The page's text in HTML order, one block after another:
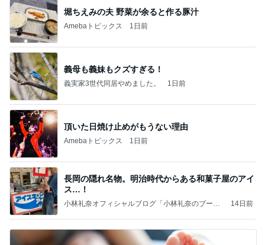
堀ちえみの夫 野菜が余ると作る豚汁
Amebaトピックス 1日前
義母も義妹もクズすぎる！
義実家3世代同居やめました。 1日前
頂いた日焼け止めがもうない理由
Amebaトピックス 1日前
長岡の隠れ名物。明治時代からある和菓子屋のアイ
ス…！
小林礼奈オフィシャルブログ「小林礼奈のブーブ
14日前